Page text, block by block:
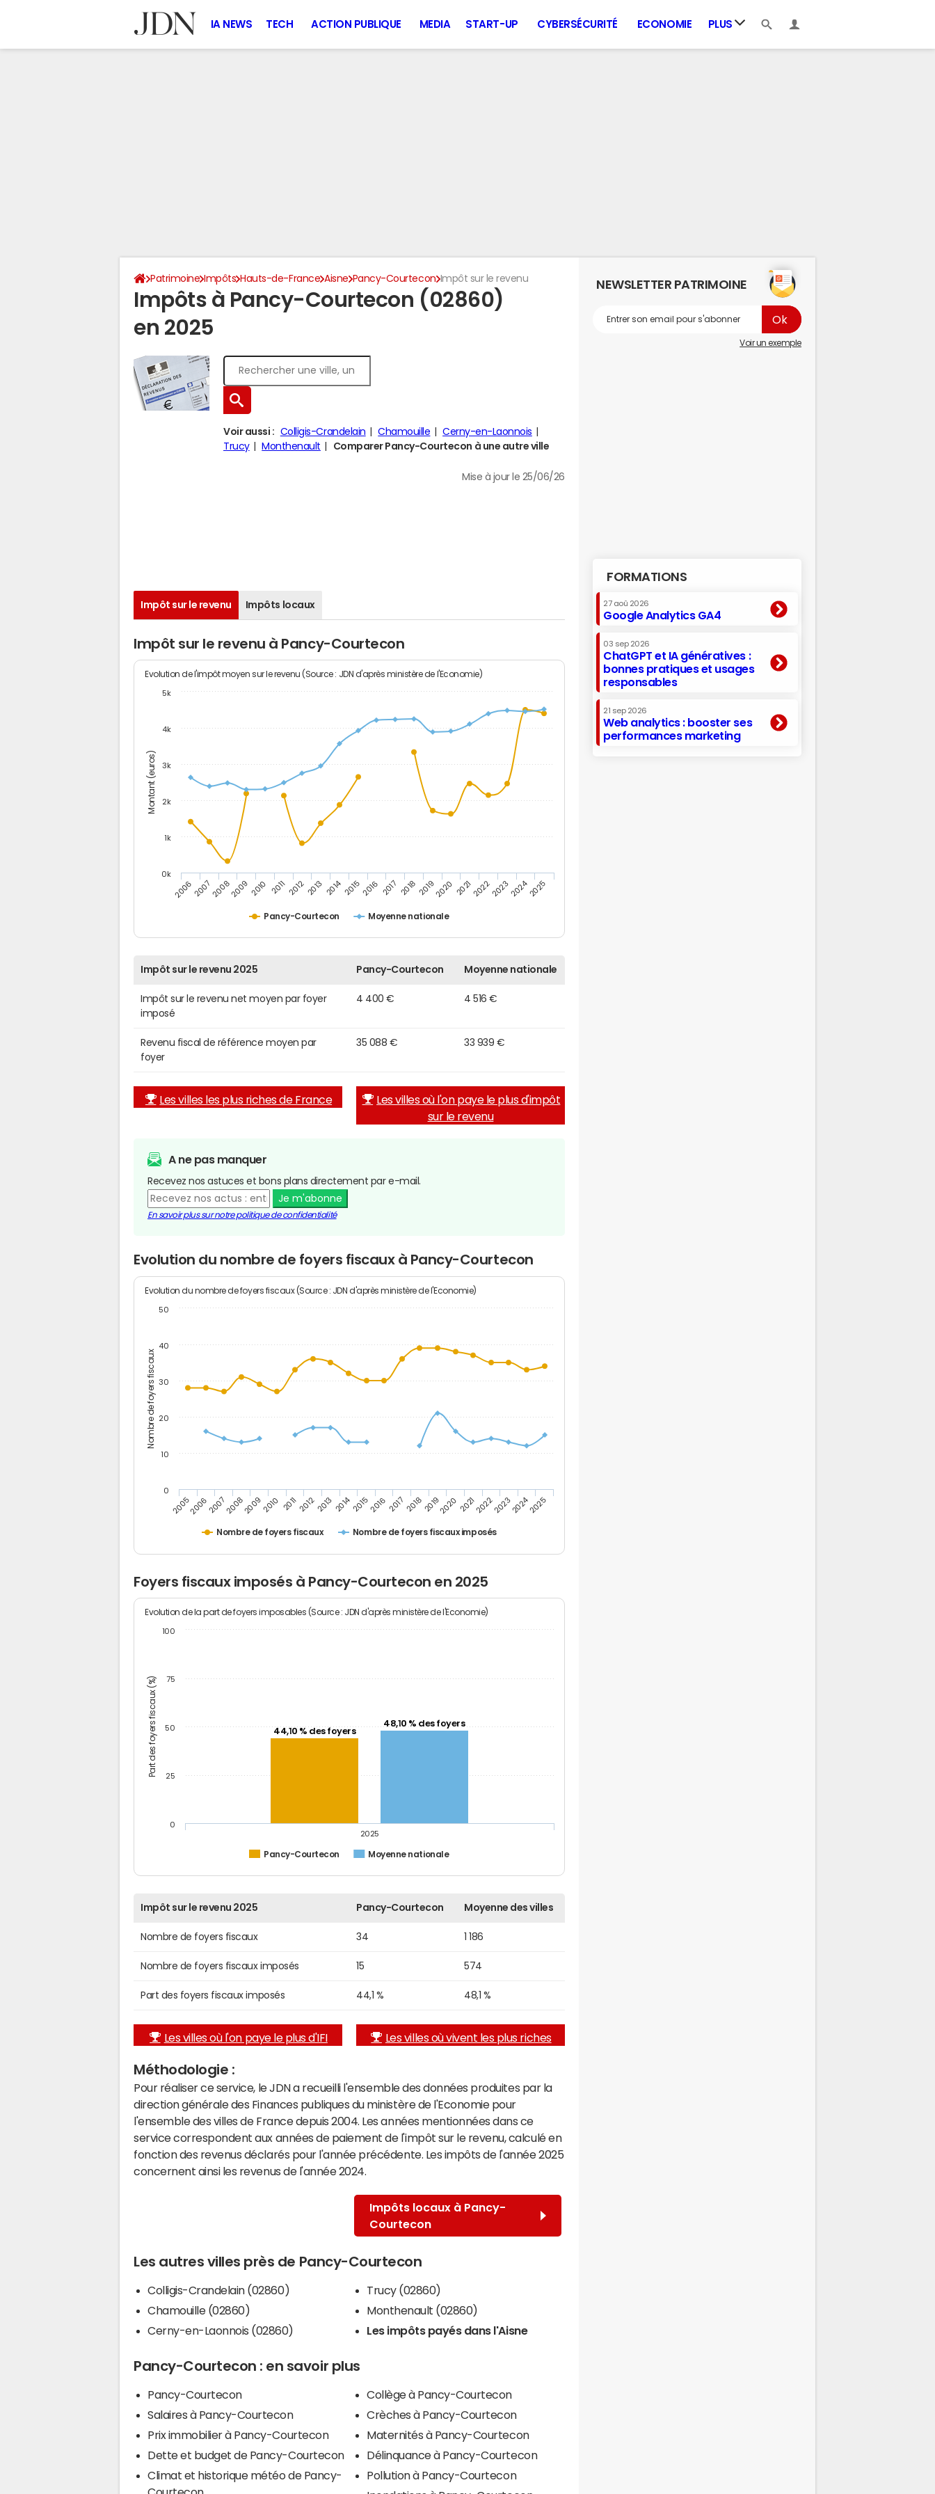
IA NEWS TECH ACTION PUBLIQUE MEDIA START-UP CYBERSÉCURITÉ ECONOMIE PLUS
Patrimoine Impôts Hauts-de-France Aisne Pancy-Courtecon Impôt sur le revenu
Impôts à Pancy-Courtecon (02860)
en 2025
Voir aussi : Colligis-Crandelain Chamouille
Cerny-en-Laonnois
Trucy
Monthenault Comparer Pancy-Courtecon à une autre ville
Mise à jour le 25/06/26
Impôt sur le revenu Impôts locaux
Impôt sur le revenu à Pancy-Courtecon
Montant (euros)
Evolution de l'impôt moyen sur le revenu (Source : JDN d'après ministère de l'Economie)
Pancy-Courtecon Moyenne nationale
20062007200820092010 2011 20122013 201420152016 2017 201820192020 20212022202320242025
0k
1k
2k
3k
4k
5k
Impôt sur le revenu 2025 Pancy-Courtecon Moyenne nationale
Impôt sur le revenu net moyen par foyer
imposé
4 400 € 4 516 €
Revenu fiscal de référence moyen par
foyer
35 088 € 33 939 €
Les villes les plus riches de France
Les villes où l'on paye le plus d'impôt
sur le revenu
A ne pas manquer
Recevez nos astuces et bons plans directement par e-mail.
Je m'abonne
En savoir plus sur notre politique de confidentialité
Evolution du nombre de foyers fiscaux à Pancy-Courtecon
Nombre de foyers fiscaux
Evolution du nombre de foyers fiscaux (Source : JDN d'après ministère de l'Economie)
Nombre de foyers fiscaux Nombre de foyers fiscaux imposés
200520062007200820092010 201120122013201420152016 2017 20182019202020212022202320242025
0
10
20
30
40
50
Foyers fiscaux imposés à Pancy-Courtecon en 2025
Part des foyers fiscaux (%)
Evolution de la part de foyers imposables (Source : JDN d'après ministère de l'Economie)
44,10 % des foyers
48,10 % des foyers
Pancy-Courtecon Moyenne nationale
2025
0
25
50
75
100
Impôt sur le revenu 2025 Pancy-Courtecon Moyenne des villes
Nombre de foyers fiscaux 34 1 186
Nombre de foyers fiscaux imposés 15 574
Part des foyers fiscaux imposés 44,1 % 48,1 %
Les villes où l'on paye le plus d'IFI Les villes où vivent les plus riches
Méthodologie :
Pour réaliser ce service, le JDN a recueilli l'ensemble des données produites par la
direction générale des Finances publiques du ministère de l'Economie pour
l'ensemble des villes de France depuis 2004. Les années mentionnées dans ce
service correspondent aux années de paiement de l'impôt sur le revenu, calculé en
fonction des revenus déclarés pour l'année précédente. Les impôts de l'année 2025
concernent ainsi les revenus de l'année 2024.
Impôts locaux à Pancy-
Courtecon
Les autres villes près de Pancy-Courtecon
Colligis-Crandelain (02860)
Chamouille (02860)
Cerny-en-Laonnois (02860)
Trucy (02860)
Monthenault (02860)
Les impôts payés dans l'Aisne
Pancy-Courtecon : en savoir plus
Pancy-Courtecon
Salaires à Pancy-Courtecon
Prix immobilier à Pancy-Courtecon
Dette et budget de Pancy-Courtecon
Climat et historique météo de Pancy-
Collège à Pancy-Courtecon
Crèches à Pancy-Courtecon
Maternités à Pancy-Courtecon
Délinquance à Pancy-Courtecon
Pollution à Pancy-Courtecon
NEWSLETTER PATRIMOINE
Voir un exemple
FORMATIONS
27 aoû 2026
Google Analytics GA4
03 sep 2026
ChatGPT et IA génératives :
bonnes pratiques et usages
responsables
21 sep 2026
Web analytics : booster ses
performances marketing